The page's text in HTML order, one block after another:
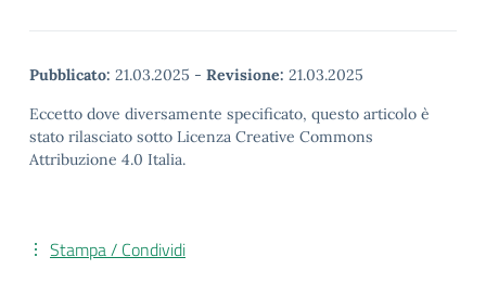
Pubblicato: 21.03.2025 - Revisione: 21.03.2025
Eccetto dove diversamente specificato, questo articolo è
stato rilasciato sotto Licenza Creative Commons
Attribuzione 4.0 Italia.
Stampa / Condividi